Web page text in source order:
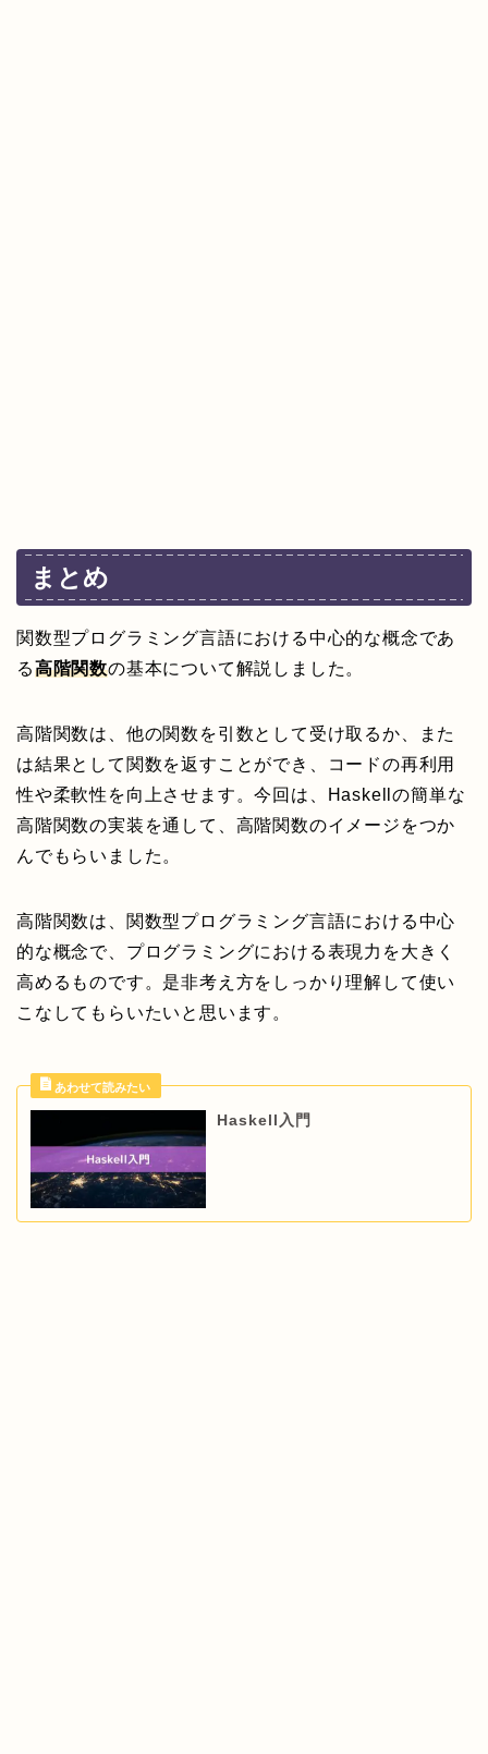
まとめ
関数型プログラミング言語における中心的な概念であ
る高階関数の基本について解説しました。
高階関数は、他の関数を引数として受け取るか、また
は結果として関数を返すことができ、コードの再利用
性や柔軟性を向上させます。今回は、Haskellの簡単な
高階関数の実装を通して、高階関数のイメージをつか
んでもらいました。
高階関数は、関数型プログラミング言語における中心
的な概念で、プログラミングにおける表現力を大きく
高めるものです。是非考え方をしっかり理解して使い
こなしてもらいたいと思います。
Haskell入門